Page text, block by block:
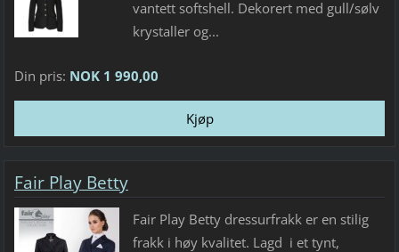
vantett softshell. Dekorert med gull/sølv
krystaller og...
Din pris: NOK 1 990,00
Fair Play Betty
Fair Play Betty dressurfrakk er en stilig
frakk i høy kvalitet. Lagd i et tynt,